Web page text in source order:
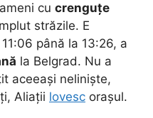
cu crenguțe
străzile. E
până la 13:26, a
la Belgrad. Nu a
aceeași neliniște,
Aliații lovesc orașul.